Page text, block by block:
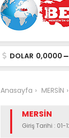
DOLAR 0,0000
Anasayfa MERSİN
MERSİN
Giriş Tarihi : 01-